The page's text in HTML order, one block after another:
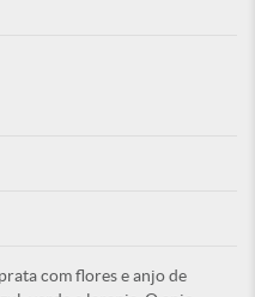
com flores e anjo de